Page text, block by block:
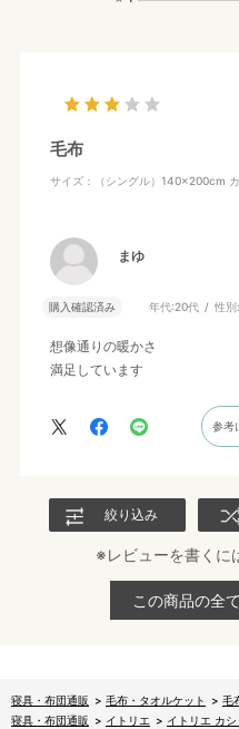
毛布
サイズ：（シングル）140×200cm
まゆ
購入確認済み 年代:20代 性
想像通りの暖かさ
満足しています
参考
絞り込み
※レビューを書くに
この商品の全
寝具・布団通販 > 毛布・タオルケット > 毛
寝具・布団通販 > イトリエ > イトリエ カ